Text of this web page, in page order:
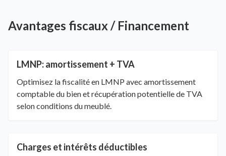
Avantages fiscaux / Financement
LMNP: amortissement + TVA
Optimisez la fiscalité en LMNP avec amortissement
comptable du bien et récupération potentielle de TVA
selon conditions du meublé.
Charges et intérêts déductibles